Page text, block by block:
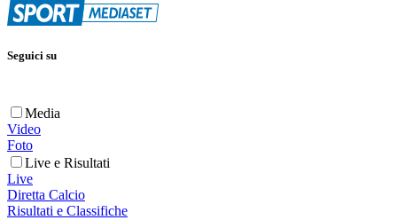
Seguici su
Media
Video
Foto
Live e Risultati
Live
Diretta Calcio
Risultati e Classifiche